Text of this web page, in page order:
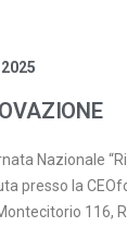
Nazionale
presso la
116,